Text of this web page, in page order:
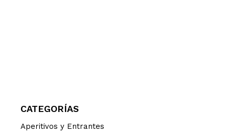
CATEGORÍAS
Aperitivos y Entrantes